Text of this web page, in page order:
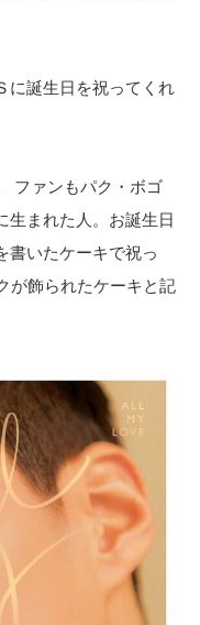
に誕生日を祝ってくれ
ファンもパク・ボゴ
生まれた人。お誕生日
書いたケーキで祝っ
が飾られたケーキと記